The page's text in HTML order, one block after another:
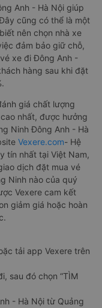
Anh - Hà Nội giúp
cũng có thể là một
nên chọn nhà xe
đảm bảo giữ chỗ,
xe đi Đông Anh -
hàng sau khi đặt
giá chất lượng
nhất, được hưởng
Ninh Đông Anh - Hà
Vexere.com- Hệ
tín nhất tại Việt Nam,
dịch đặt mua vé
Ninh nào của quý
Vexere cam kết
giảm giá hoặc hoàn
tải app Vexere trên
sau đó chọn “TÌM
- Hà Nội từ Quảng